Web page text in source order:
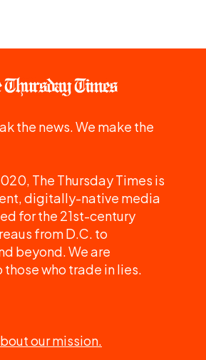
the news. We make the
The Thursday Times is
digitally-native media
for the 21st-century
from D.C. to
beyond. We are
who trade in lies.
our mission.